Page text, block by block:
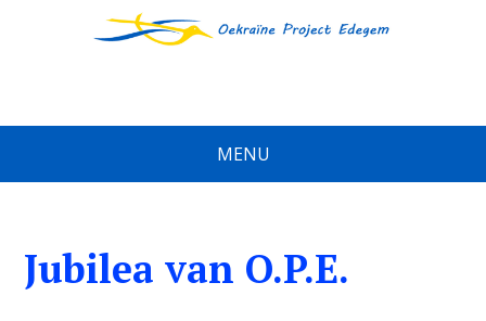
MENU
Jubilea van O.P.E.